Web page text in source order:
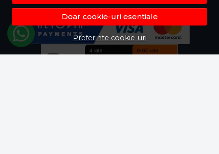
Doar cookie-uri esentiale
Preferinte cookie-uri